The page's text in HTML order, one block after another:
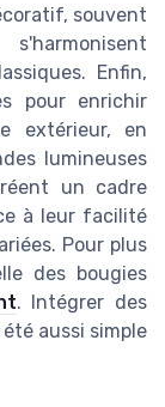
souvent
Enfin,
pour enrichir
extérieur, en
lumineuses
un cadre
à leur facilité
Pour plus
des bougies
. Intégrer des
aussi simple